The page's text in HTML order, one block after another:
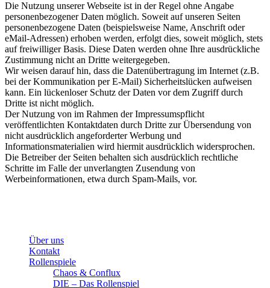
Die Nutzung unserer Webseite ist in der Regel ohne Angabe
personenbezogener Daten möglich. Soweit auf unseren Seiten
personenbezogene Daten (beispielsweise Name, Anschrift oder
eMail-Adressen) erhoben werden, erfolgt dies, soweit möglich, stets
auf freiwilliger Basis. Diese Daten werden ohne Ihre ausdrückliche
Zustimmung nicht an Dritte weitergegeben.
Wir weisen darauf hin, dass die Datenübertragung im Internet (z.B.
bei der Kommunikation per E-Mail) Sicherheitslücken aufweisen
kann. Ein lückenloser Schutz der Daten vor dem Zugriff durch
Dritte ist nicht möglich.
Der Nutzung von im Rahmen der Impressumspflicht
veröffentlichten Kontaktdaten durch Dritte zur Übersendung von
nicht ausdrücklich angeforderter Werbung und
Informationsmaterialien wird hiermit ausdrücklich widersprochen.
Die Betreiber der Seiten behalten sich ausdrücklich rechtliche
Schritte im Falle der unverlangten Zusendung von
Werbeinformationen, etwa durch Spam-Mails, vor.
Über uns
Kontakt
Rollenspiele
Chaos & Conflux
DIE – Das Rollenspiel